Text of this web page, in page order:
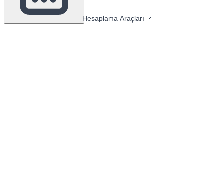
Hesaplama Araçları